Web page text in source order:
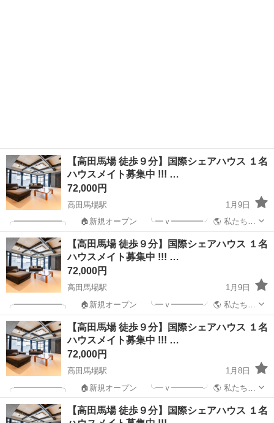
【高田馬場 徒歩９分】国際シェアハウス １名
ハウスメイト募集中 !!! …
72,000円
高田馬場駅
1月9日
╭━━━━━━╮ 🏠新規オープン ╰━ｖ━━━━╯ 🌎 私たちの
ミッション! カモンアップ国際シェアハウスはあなたの 【新し
い挑戦】と【成長】を生活を通して応援します！! ご質問は、 「公式
L...
東京 新宿区 高田馬場駅 シェアハウス
【高田馬場 徒歩９分】国際シェアハウス １名
ハウスメイト募集中 !!! …
72,000円
高田馬場駅
1月9日
╭━━━━━━╮ 🏠新規オープン ╰━ｖ━━━━╯ 🌎 私たちの
ミッション! カモンアップ国際シェアハウスはあなたの 【新し
い挑戦】と【成長】を生活を通して応援します！! ご質問は、 「公式
L...
東京 新宿区 高田馬場駅 シェアハウス
【高田馬場 徒歩９分】国際シェアハウス １名
ハウスメイト募集中 !!! …
72,000円
高田馬場駅
1月8日
╭━━━━━━╮ 🏠新規オープン ╰━ｖ━━━━╯ 🌎 私たちの
ミッション! カモンアップ国際シェアハウスはあなたの 【新し
い挑戦】と【成長】を生活を通して応援します！! ご質問は、 「公式
東京 新宿区 高田馬場駅 シェアハウス
【高田馬場 徒歩９分】国際シェアハウス １名